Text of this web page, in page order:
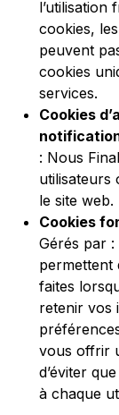
l’utilisation
cookies,
peuvent
cookies
services.
Cookies
: Nous
utilisateurs
le site web.
Cookies
Gérés par :
permettent
faites
retenir vos
vous offrir
d’éviter
à chaque